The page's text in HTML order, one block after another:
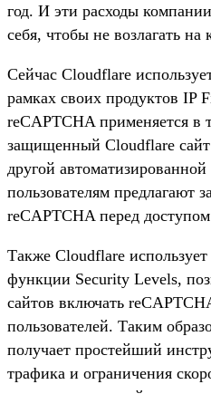
год. И эти расходы
себя, чтобы не возлагать на
Сейчас Cloudflare
рамках своих продуктов IP
reCAPTCHA применяется в
защищенный Cloudflare сайт
другой
пользователям предлагают
reCAPTCHA перед
Также Cloudflare
функции Security Levels,
сайтов включать
пользователей. Таким
получает простейший
трафика и ограничения